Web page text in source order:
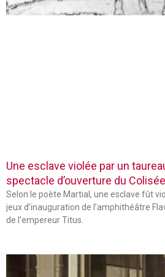
Une esclave violée par un
spectacle d’ouverture du
Selon le poète Martial, une esclave fût
jeux d’inauguration de l’amphithéâtre
de l’empereur Titus.